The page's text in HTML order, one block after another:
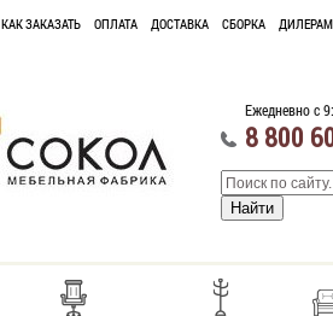
КАК ЗАКАЗАТЬ ОПЛАТА ДОСТАВКА СБОРКА ДИЛЕРАМ
Ежедневно с
8 800